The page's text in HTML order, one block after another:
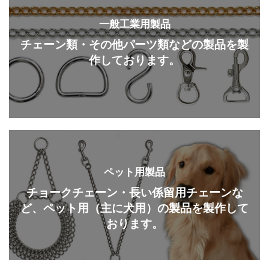
一般工業用製品
チェーン類・その他パーツ類などの製品を製
作しております。
ペット用製品
チョークチェーン・長い係留用チェーンな
ど、ペット用（主に犬用）の製品を製作して
おります。